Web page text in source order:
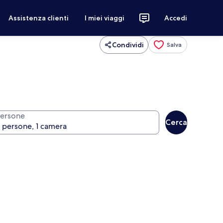
Assistenza clienti I miei viaggi Accedi
Condividi Salva
Cerca